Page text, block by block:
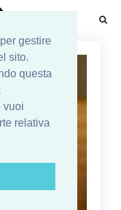
gestire
sito.
questa
vuoi
relativa